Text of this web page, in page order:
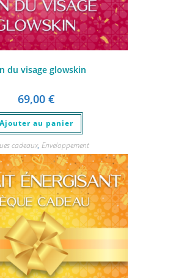
du visage glowskin
69,00 €
Ajouter au panier
cadeaux, Enveloppement